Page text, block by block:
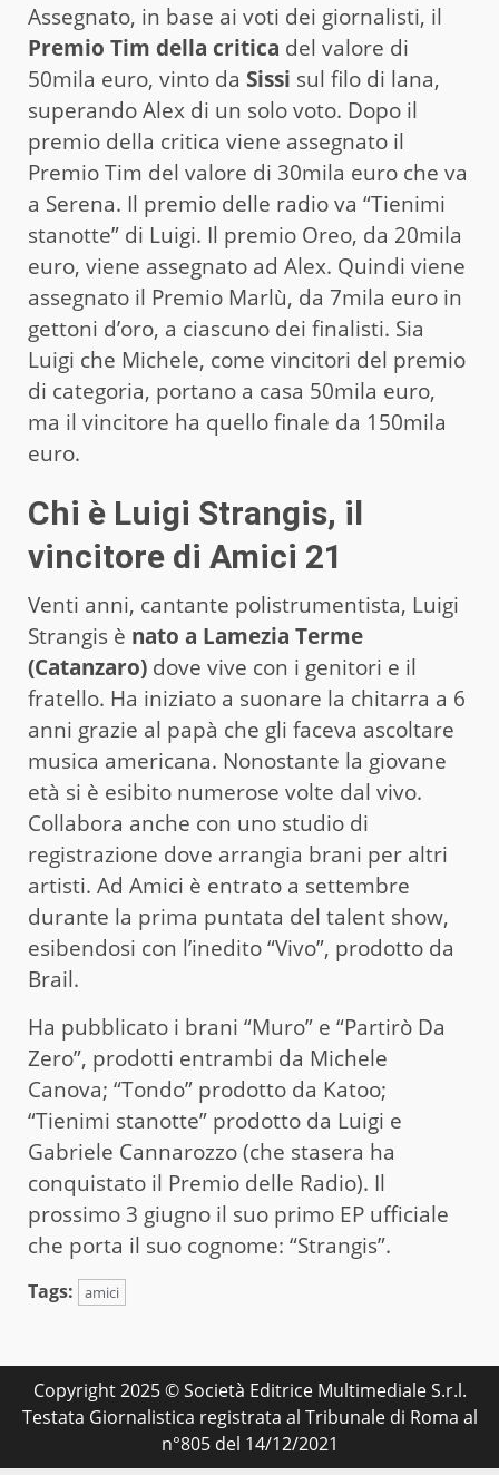
Assegnato, in base ai voti dei giornalisti, il
Premio Tim della critica del valore di
50mila euro, vinto da Sissi sul filo di lana,
superando Alex di un solo voto. Dopo il
premio della critica viene assegnato il
Premio Tim del valore di 30mila euro che va
a Serena. Il premio delle radio va “Tienimi
stanotte” di Luigi. Il premio Oreo, da 20mila
euro, viene assegnato ad Alex. Quindi viene
assegnato il Premio Marlù, da 7mila euro in
gettoni d’oro, a ciascuno dei finalisti. Sia
Luigi che Michele, come vincitori del premio
di categoria, portano a casa 50mila euro,
ma il vincitore ha quello finale da 150mila
euro.
Chi è Luigi Strangis, il
vincitore di Amici 21
Venti anni, cantante polistrumentista, Luigi
Strangis è nato a Lamezia Terme
(Catanzaro) dove vive con i genitori e il
fratello. Ha iniziato a suonare la chitarra a 6
anni grazie al papà che gli faceva ascoltare
musica americana. Nonostante la giovane
età si è esibito numerose volte dal vivo.
Collabora anche con uno studio di
registrazione dove arrangia brani per altri
artisti. Ad Amici è entrato a settembre
durante la prima puntata del talent show,
esibendosi con l’inedito “Vivo”, prodotto da
Brail.
Ha pubblicato i brani “Muro” e “Partirò Da
Zero”, prodotti entrambi da Michele
Canova; “Tondo” prodotto da Katoo;
“Tienimi stanotte” prodotto da Luigi e
Gabriele Cannarozzo (che stasera ha
conquistato il Premio delle Radio). Il
prossimo 3 giugno il suo primo EP ufficiale
che porta il suo cognome: “Strangis”.
Tags: amici
Copyright 2025 © Società Editrice Multimediale S.r.l.
Testata Giornalistica registrata al Tribunale di Roma al
n°805 del 14/12/2021